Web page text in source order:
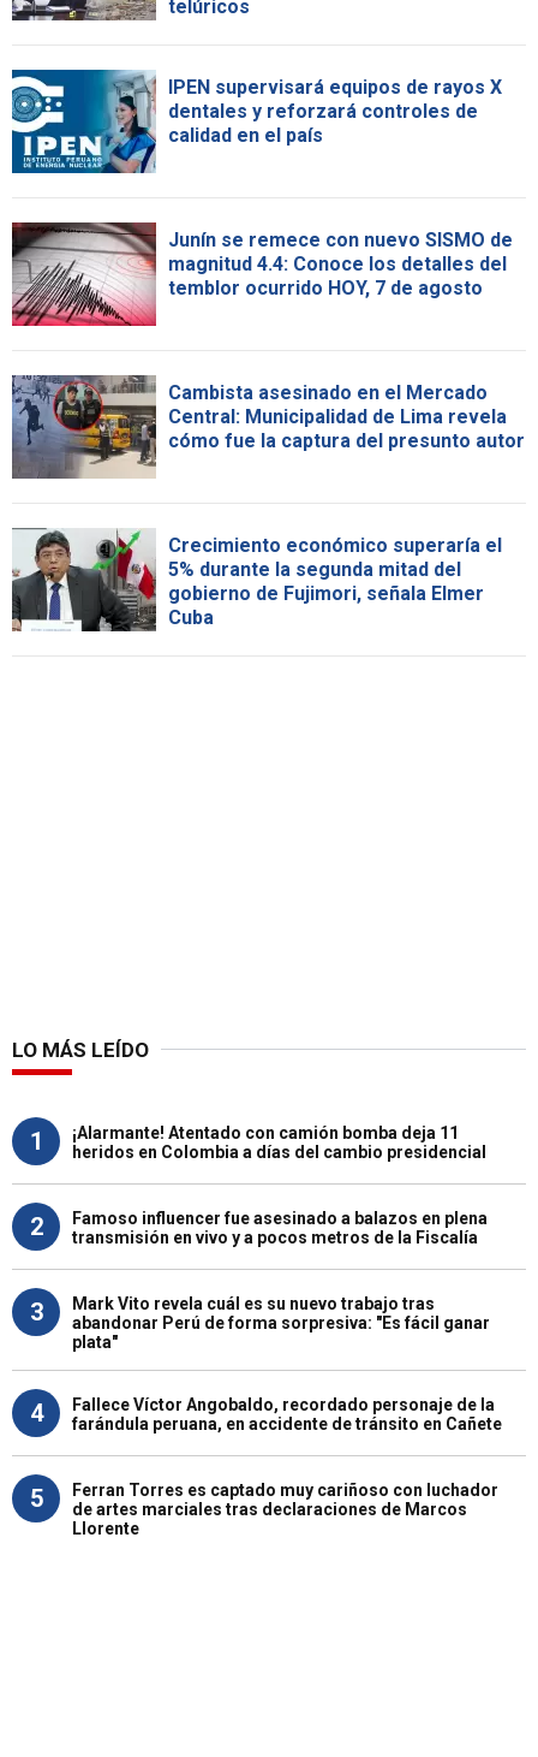
telúricos
IPEN supervisará equipos de rayos X
dentales y reforzará controles de
calidad en el país
Junín se remece con nuevo SISMO de
magnitud 4.4: Conoce los detalles del
temblor ocurrido HOY, 7 de agosto
Cambista asesinado en el Mercado
Central: Municipalidad de Lima revela
cómo fue la captura del presunto autor
Crecimiento económico superaría el
5% durante la segunda mitad del
gobierno de Fujimori, señala Elmer
Cuba
LO MÁS LEÍDO
1
¡Alarmante! Atentado con camión bomba deja 11
heridos en Colombia a días del cambio presidencial
2
Famoso influencer fue asesinado a balazos en plena
transmisión en vivo y a pocos metros de la Fiscalía
3
Mark Vito revela cuál es su nuevo trabajo tras
abandonar Perú de forma sorpresiva: "Es fácil ganar
plata"
4
Fallece Víctor Angobaldo, recordado personaje de la
farándula peruana, en accidente de tránsito en Cañete
5
Ferran Torres es captado muy cariñoso con luchador
de artes marciales tras declaraciones de Marcos
Llorente